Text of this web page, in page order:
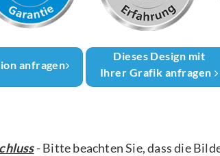
anfragen
Dieses Design mit
Ihrer Grafik anfragen
- Bitte beachten Sie, dass die